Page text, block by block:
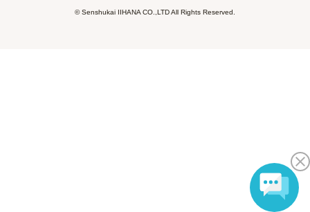
© Senshukai IIHANA CO.,LTD All Rights Reserved.